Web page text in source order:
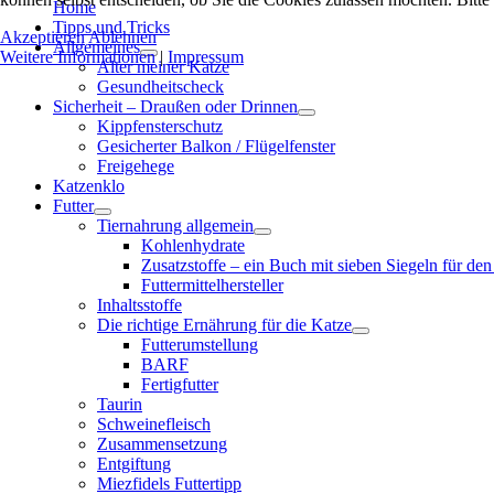
Home
Tipps und Tricks
Allgemeines
Alter meiner Katze
Gesundheitscheck
Sicherheit – Draußen oder Drinnen
Kippfensterschutz
Gesicherter Balkon / Flügelfenster
Freigehege
Katzenklo
Futter
Tiernahrung allgemein
Kohlenhydrate
Zusatzstoffe – ein Buch mit sieben Siegeln für
Futtermittelhersteller
Inhaltsstoffe
Die richtige Ernährung für die Katze
Futterumstellung
BARF
Fertigfutter
Taurin
Schweinefleisch
Zusammensetzung
Entgiftung
Miezfidels Futtertipp
AkzeptierenAblehnen
Weitere Informationen| Impressum